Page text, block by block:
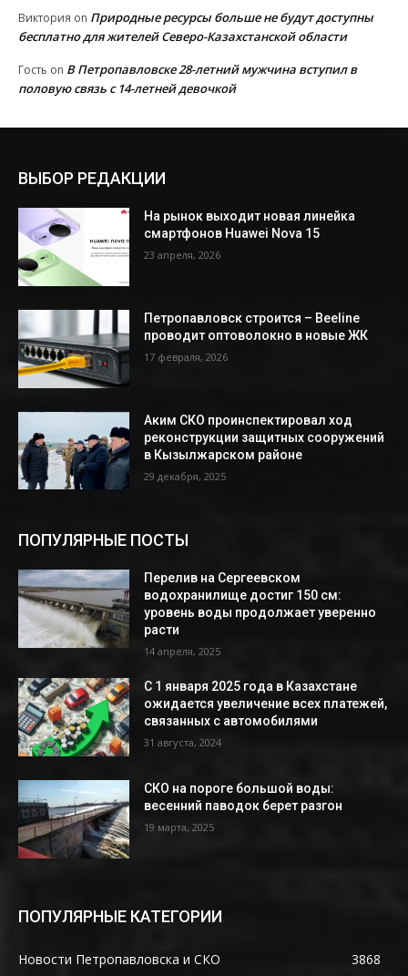
Виктория on Природные ресурсы больше не будут доступны
бесплатно для жителей Северо-Казахстанской области
Гость on В Петропавловске 28-летний мужчина вступил в
половую связь с 14-летней девочкой
ВЫБОР РЕДАКЦИИ
На рынок выходит новая линейка
смартфонов Huawei Nova 15
23 апреля, 2026
Петропавловск строится – Beeline
проводит оптоволокно в новые ЖК
17 февраля, 2026
Аким СКО проинспектировал ход
реконструкции защитных сооружений
в Кызылжарском районе
29 декабря, 2025
ПОПУЛЯРНЫЕ ПОСТЫ
Перелив на Сергеевском
водохранилище достиг 150 см:
уровень воды продолжает уверенно
расти
14 апреля, 2025
С 1 января 2025 года в Казахстане
ожидается увеличение всех платежей,
связанных с автомобилями
31 августа, 2024
СКО на пороге большой воды:
весенний паводок берет разгон
19 марта, 2025
ПОПУЛЯРНЫЕ КАТЕГОРИИ
Новости Петропавловска и СКО
3868